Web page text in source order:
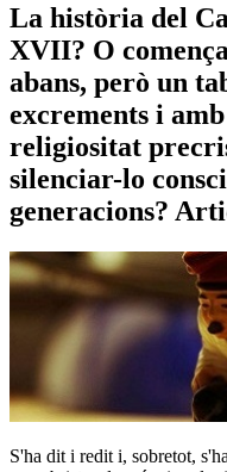
La història del
XVII? O
abans, però un
excrements i
religiositat
silenciar-lo
generacions?
S'ha dit i redit i, sobretot,